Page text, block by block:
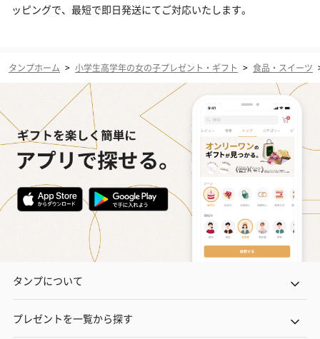
ッピングで、最短で即日発送にてご対応いたします。
タンプホーム > 小学生高学年の女の子プレゼント・ギフト > 食品・スイーツ
タンプについて
プレゼントを一覧から探す